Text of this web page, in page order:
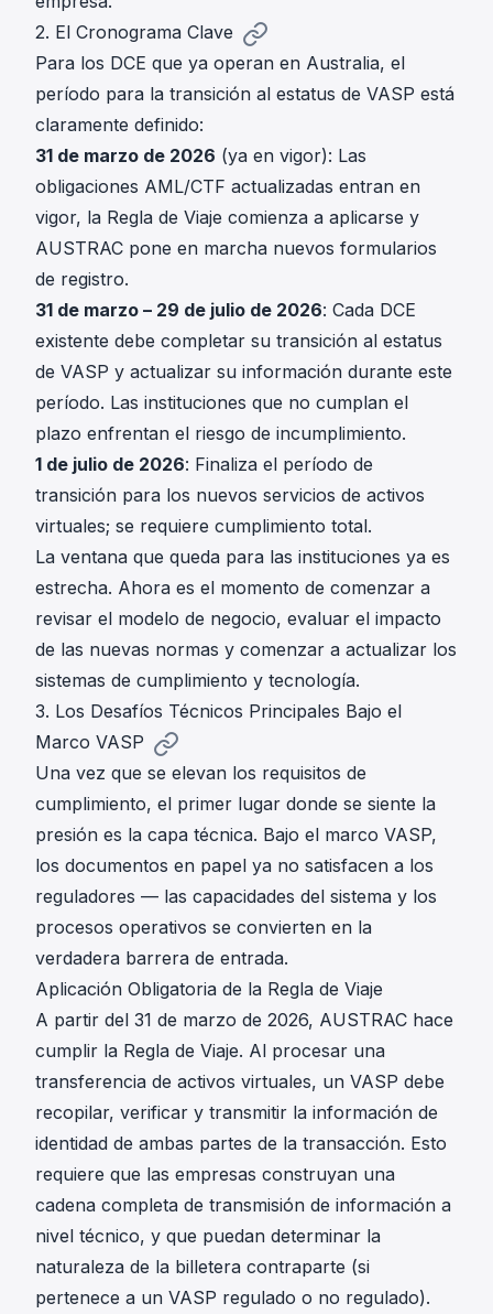
2. El Cronograma Clave
Para los DCE que ya operan en Australia, el
período para la transición al estatus de VASP está
claramente definido:
31 de marzo de 2026 (ya en vigor): Las
obligaciones AML/CTF actualizadas entran en
vigor, la Regla de Viaje comienza a aplicarse y
AUSTRAC pone en marcha nuevos formularios
de registro.
31 de marzo – 29 de julio de 2026: Cada DCE
existente debe completar su transición al estatus
de VASP y actualizar su información durante este
período. Las instituciones que no cumplan el
plazo enfrentan el riesgo de incumplimiento.
1 de julio de 2026: Finaliza el período de
transición para los nuevos servicios de activos
virtuales; se requiere cumplimiento total.
La ventana que queda para las instituciones ya es
estrecha. Ahora es el momento de comenzar a
revisar el modelo de negocio, evaluar el impacto
de las nuevas normas y comenzar a actualizar los
sistemas de cumplimiento y tecnología.
3. Los Desafíos Técnicos Principales Bajo el
Marco VASP
Una vez que se elevan los requisitos de
cumplimiento, el primer lugar donde se siente la
presión es la capa técnica. Bajo el marco VASP,
los documentos en papel ya no satisfacen a los
reguladores — las capacidades del sistema y los
procesos operativos se convierten en la
verdadera barrera de entrada.
Aplicación Obligatoria de la Regla de Viaje
A partir del 31 de marzo de 2026, AUSTRAC hace
cumplir la Regla de Viaje. Al procesar una
transferencia de activos virtuales, un VASP debe
recopilar, verificar y transmitir la información de
identidad de ambas partes de la transacción. Esto
requiere que las empresas construyan una
cadena completa de transmisión de información a
nivel técnico, y que puedan determinar la
naturaleza de la billetera contraparte (si
pertenece a un VASP regulado o no regulado).